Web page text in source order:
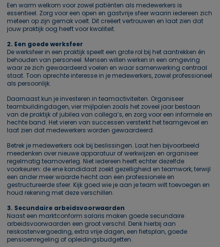
Een warm welkom voor zowel patiënten als medewerkers is
essentieel. Zorg voor een open en gastvrije sfeer waarin iedereen zich
meteen op zijn gemak voelt. Dit creëert vertrouwen en laat zien dat
jouw praktijk oog heeft voor kwaliteit.
2. Een goede werksfeer
De werksfeer in een praktijk speelt een grote rol bij het aantrekken én
behouden van personeel. Mensen willen werken in een omgeving
waar ze zich gewaardeerd voelen en waar samenwerking centraal
staat. Toon oprechte interesse in je medewerkers, zowel professioneel
als persoonlijk.
Daarnaast kun je investeren in teamactiviteiten. Organiseer
teambuildingdagen, vier mijlpalen zoals het zoveel jaar bestaan
van de praktijk of jubilea van collega’s, en zorg voor een informele en
hechte band. Het vieren van successen versterkt het teamgevoel en
laat zien dat medewerkers worden gewaardeerd.
Betrek je medewerkers ook bij beslissingen. Laat hen bijvoorbeeld
meedenken over nieuwe apparatuur of werkwijzen en organiseer
regelmatig teamoverleg. Niet iedereen heeft echter dezelfde
voorkeuren: de ene kandidaat zoekt gezelligheid en teamwork, terwijl
een ander meer waarde hecht aan een professionele en
gestructureerde sfeer. Kijk goed wie je aan je team wilt toevoegen en
houd rekening met deze verschillen.
3. Secundaire arbeidsvoorwaarden
Naast een marktconform salaris maken goede secundaire
arbeidsvoorwaarden een groot verschil. Denk hierbij aan
reiskostenvergoeding, extra vrije dagen, een fietsplan, goede
pensioenregeling of opleidingsbudgetten.